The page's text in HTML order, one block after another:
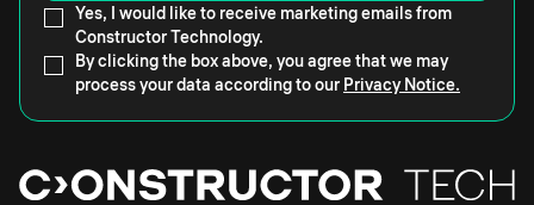
Yes, I would like to receive marketing emails from
Constructor Technology.
By clicking the box above, you agree that we may
process your data according to our Privacy Notice.